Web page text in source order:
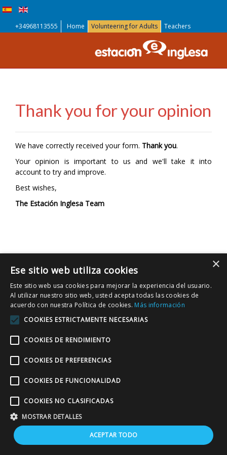
+34968113555 Home Volunteering for Adults Teachers
Thank you for your opinion
We have correctly received your form. Thank you.
Your opinion is important to us and we'll take it into
account to try and improve.
Best wishes,
The Estación Inglesa Team
+34 968 113 555. Fax: +34 910 052 442. All rights reserved. |Cookies
policy|Legal notice|Privacy policy|
×
Ese sitio web utiliza cookies
Este sitio web usa cookies para mejorar la experiencia del usuario.
Al utilizar nuestro sitio web, usted acepta todas las cookies de
acuerdo con nuestra Política de cookies. Más información
COOKIES ESTRICTAMENTE NECESARIAS
COOKIES DE RENDIMIENTO
COOKIES DE PREFERENCIAS
COOKIES DE FUNCIONALIDAD
COOKIES NO CLASIFICADAS
MOSTRAR DETALLES
ACEPTAR TODO